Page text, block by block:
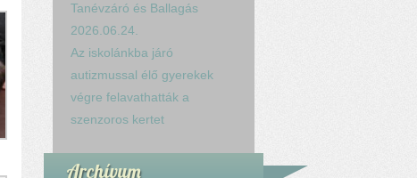
Tanévzáró és Ballagás
2026.06.24.
Az iskolánkba járó
autizmussal élő gyerekek
végre felavathatták a
szenzoros kertet
Archívum